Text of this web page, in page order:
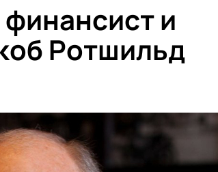
и
Ротшильд